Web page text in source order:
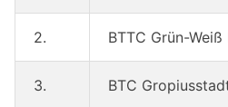
2. BTTC Grün-Weiß
3. BTC